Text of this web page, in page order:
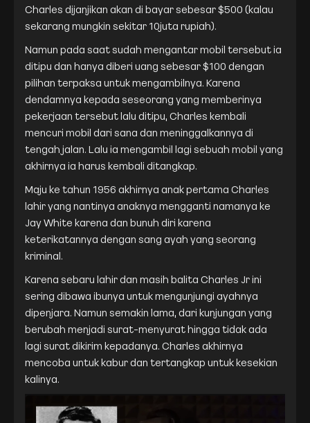
Charles dijanjikan akan di bayar sebesar $500 (kalau
sekarang mungkin sekitar 10juta rupiah).
Namun pada saat sudah mengantar mobil tersebut ia
ditipu dan hanya diberi uang sebesar $100 dengan
pilihan terpaksa untuk mengambilnya. Karena
dendamnya kepada seseorang yang memberinya
pekerjaan tersebut lalu ditipu, Charles kembali
mencuri mobil dari sana dan meninggalkannya di
tengah jalan. Lalu ia mengambil lagi sebuah mobil yang
akhirnya ia harus kembali ditangkap.
Maju ke tahun 1956 akhirnya anak pertama Charles
lahir yang nantinya anaknya mengganti namanya ke
Jay White karena dan bunuh diri karena
keterikatannya dengan sang ayah yang seorang
kriminal.
Karena sebaru lahir dan masih balita Charles Jr ini
sering dibawa ibunya untuk mengunjungi ayahnya
dipenjara. Namun semakin lama, dari kunjungan yang
berubah menjadi surat-menyurat hingga tidak ada
lagi surat dikirim kepadanya. Charles akhirnya
mencoba untuk kabur dan tertangkap untuk kesekian
kalinya.